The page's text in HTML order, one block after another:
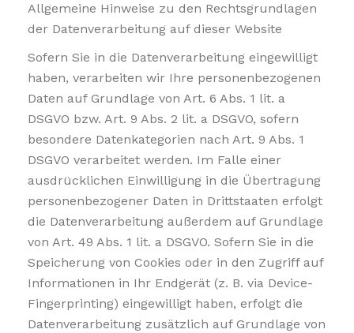
Allgemeine Hinweise zu den Rechtsgrundlagen
der Datenverarbeitung auf dieser Website
Sofern Sie in die Datenverarbeitung eingewilligt
haben, verarbeiten wir Ihre personenbezogenen
Daten auf Grundlage von Art. 6 Abs. 1 lit. a
DSGVO bzw. Art. 9 Abs. 2 lit. a DSGVO, sofern
besondere Datenkategorien nach Art. 9 Abs. 1
DSGVO verarbeitet werden. Im Falle einer
ausdrücklichen Einwilligung in die Übertragung
personenbezogener Daten in Drittstaaten erfolgt
die Datenverarbeitung außerdem auf Grundlage
von Art. 49 Abs. 1 lit. a DSGVO. Sofern Sie in die
Speicherung von Cookies oder in den Zugriff auf
Informationen in Ihr Endgerät (z. B. via Device-
Fingerprinting) eingewilligt haben, erfolgt die
Datenverarbeitung zusätzlich auf Grundlage von